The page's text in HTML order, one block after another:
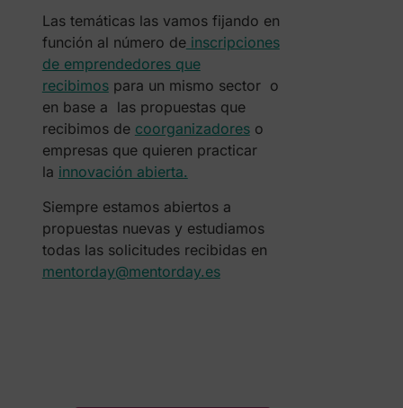
Las temáticas las vamos fijando en
función al número deinscripciones
de emprendedores que
recibimospara un mismo sector o
en base a las propuestas que
recibimos de coorganizadoreso
empresas que quieren practicar
la innovación abierta.
Siempre estamos abiertos a
propuestas nuevas y estudiamos
todas las solicitudes recibidas en
mentorday@mentorday.es